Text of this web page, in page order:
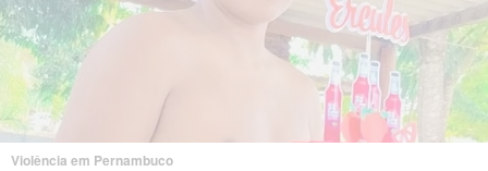
Violência em Pernambuco